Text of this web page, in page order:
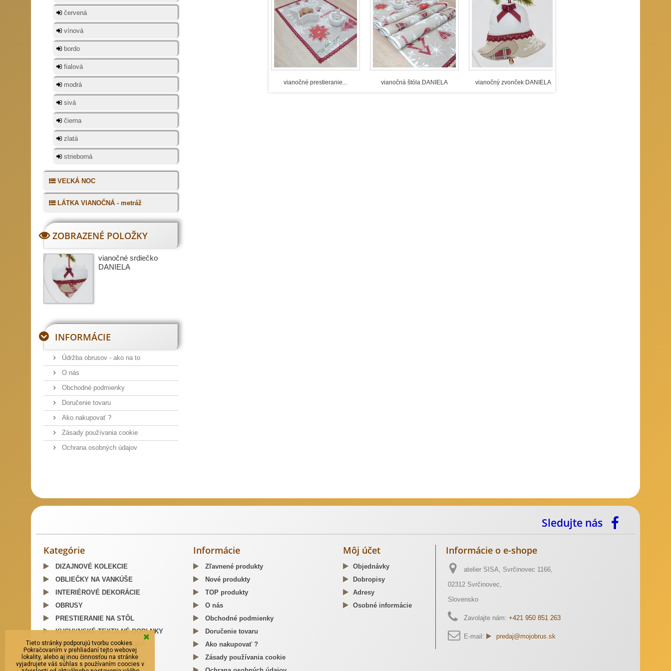
červená
vínová
bordo
fialová
modrá
sivá
čierna
zlatá
strieborná
VEĽKÁ NOC
LÁTKA VIANOČNÁ - metráž
ZOBRAZENÉ POLOŽKY
vianočné srdiečko
DANIELA
INFORMÁCIE
Údržba obrusov - ako na to
O nás
Obchodné podmienky
Doručenie tovaru
Ako nakupovať ?
Zásady používania cookie
Ochrana osobných údajov
Vianočné zvyky a tradície na Slovensku.
Na Slovensku sa na Vianoce, sviatky narodenia Ježiša Krista, pripravujeme už štyri týždne dopredu. Počas tohto
obdobia nazývaného Advent, ktoré nám v sebe nesie posolstvo očakávania príchodu malého Ježiška, ľudia chodia
do kostola, kupujú či pripravujú darčeky pre svojich blízkych, ozdobujú si svoje príbytky dekoráciami. Svoje
nezastupiteľné miesto má adventný veniec, častokrát z čečiny, ktorý je ozdobený štyrmi sviecami
zodpovedajúcimi počtu adventných nedieľ. Umocňuje vianočnú atmosféru v období pred Štedrým dňom, či už je
vianočné prestieranie... vianočná štóla DANIELA vianočný zvonček DANIELA
Sledujte nás
Kategórie
DIZAJNOVÉ KOLEKCIE
OBLIEČKY NA VANKÚŠE
INTERIÉROVÉ DEKORÁCIE
OBRUSY
PRESTIERANIE NA STÔL
KUCHYNSKÉ TEXTILNÉ DOPLNKY
LÁTKOVÉ OBALY A PÚZDRA
TAŠKY, BATOHY
Informácie
Zľavnené produkty
Nové produkty
TOP produkty
O nás
Obchodné podmienky
Doručenie tovaru
Ako nakupovať ?
Zásady používania cookie
Môj účet
Objednávky
Dobropisy
Adresy
Osobné informácie
Informácie o e-shope
atelier SISA, Svrčinovec 1166,
02312 Svrčinovec,
Slovensko
Zavolajte nám: +421 950 851 263
E-mail: predaj@mojobrus.sk
Tieto stránky podporujú tvorbu cookies.
Pokračovaním v prehliadaní tejto webovej
lokality, alebo aj inou činnosťou na stránke
vyjadrujete váš súhlas s používaním coocies v